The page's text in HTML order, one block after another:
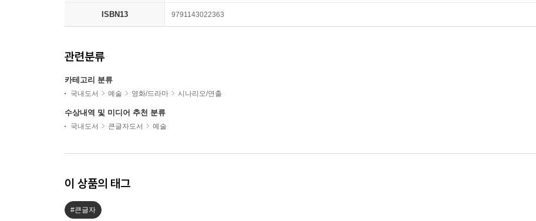
ISBN13 9791143022363
관련분류
카테고리 분류
국내도서 예술 영화/드라마 시나리오/연출
수상내역 및 미디어 추천 분류
국내도서 큰글자도서 예술
이 상품의 태그
#큰글자